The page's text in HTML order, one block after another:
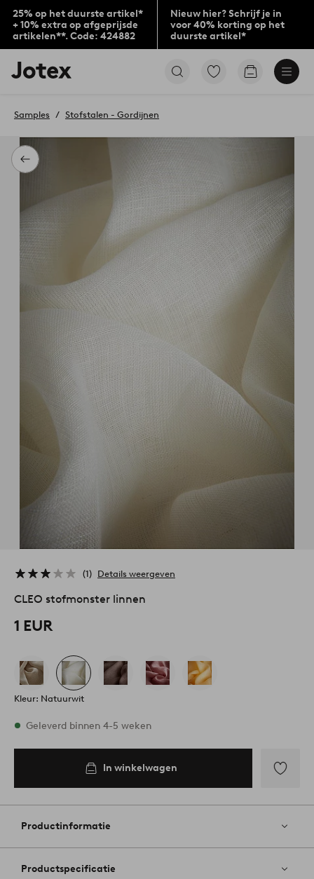
25% op het duurste artikel*
+ 10% extra op afgeprijsde
artikelen**. Code: 424882
Nieuw hier? Schrijf je in
voor 40% korting op het
duurste artikel*
Jotex
logo
to
home
page
Ga
Go
Terug
Samples Stofstalen - Gordijnen
1 Details weergeven
CLEO stofmonster linnen
1 EUR
Kleur: Natuurwit
Op voorraad
Geleverd binnen 4-5 weken
In winkelwagen
aan
Productinformatie
Productspecificatie